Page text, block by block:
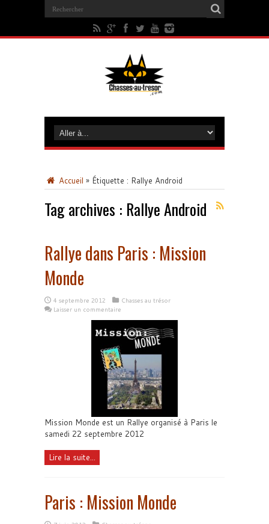
Accueil » Étiquette : Rallye Android
Tag archives : Rallye Android
Rallye dans Paris : Mission
Monde
4 septembre 2012
Chasses au trésor
Laisser un commentaire
Mission Monde est un Rallye organisé à Paris le
samedi 22 septembre 2012
Lire la suite...
Paris : Mission Monde